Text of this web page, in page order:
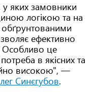
яких замовники
логікою та на
ефективно
Особливо це
в якісних та
високою", —
Синєгубов.